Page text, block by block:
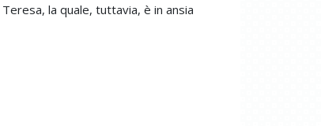
la quale, tuttavia, è in ansia